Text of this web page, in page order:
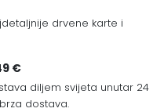
drvene karte i
€
diljem svijeta unutar 24
dostava.